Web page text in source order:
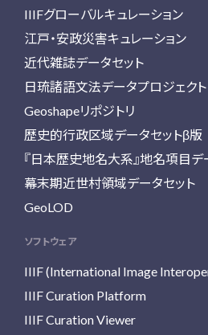
IIIFグローバルキュレーション
江戸・安政災害キュレーション
近代雑誌データセット
日琉諸語文法データプロジェクト
Geoshapeリポジトリ
歴史的行政区域データセットβ版
『日本歴史地名大系』地名項目デ
幕末期近世村領域データセット
GeoLOD
ソフトウェア
IIIF (International Image
IIIF Curation Platform
IIIF Curation Viewer